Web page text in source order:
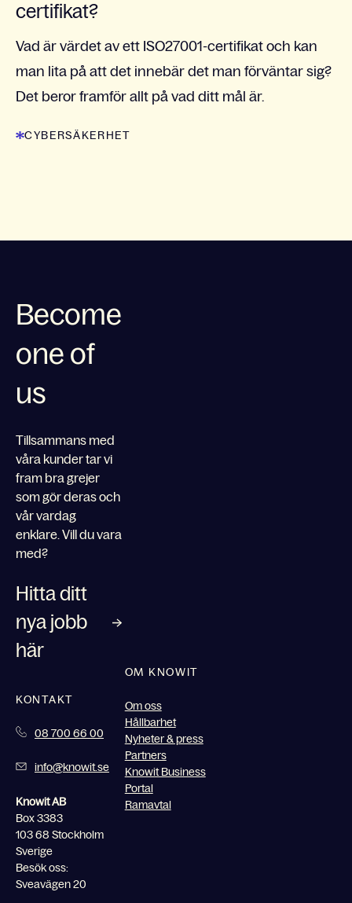
certifikat?
Vad är värdet av ett ISO27001-certifikat och kan
man lita på att det innebär det man förväntar sig?
Det beror framför allt på vad ditt mål är.
CYBERSÄKERHET
Become
one of
us
Tillsammans med
våra kunder tar vi
fram bra grejer
som gör deras och
vår vardag
enklare. Vill du vara
med?
Hitta ditt
nya jobb
här
KONTAKT
08 700 66 00
info@knowit.se
Knowit AB
Box 3383
103 68 Stockholm
Sverige
Besök oss:
Sveavägen 20
OM KNOWIT
Om oss
Hållbarhet
Nyheter & press
Partners
Knowit Business
Portal
Ramavtal